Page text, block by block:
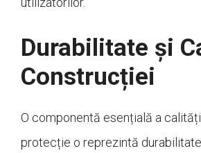
Durabilitate și
Construcției
O componentă esențială a
protecție o reprezintă